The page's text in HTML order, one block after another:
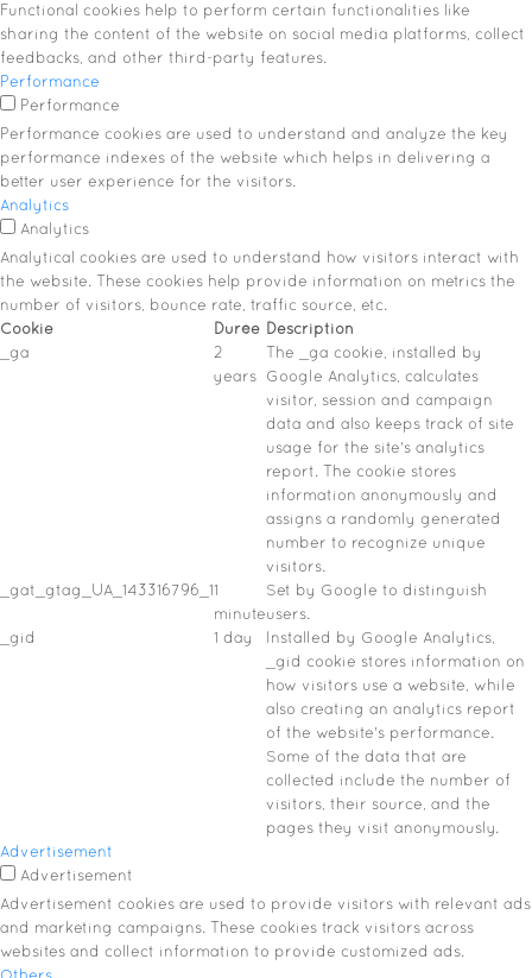
Functional cookies help to perform certain functionalities like
sharing the content of the website on social media platforms, collect
feedbacks, and other third-party features.
Performance
Performance
Performance cookies are used to understand and analyze the key
performance indexes of the website which helps in delivering a
better user experience for the visitors.
Analytics
Analytics
Analytical cookies are used to understand how visitors interact with
the website. These cookies help provide information on metrics the
number of visitors, bounce rate, traffic source, etc.
Cookie
Durée Description
_ga
2
years
The _ga cookie, installed by
Google Analytics, calculates
visitor, session and campaign
data and also keeps track of site
usage for the site's analytics
report. The cookie stores
information anonymously and
assigns a randomly generated
number to recognize unique
visitors.
_gat_gtag_UA_143316796_11
minute
Set by Google to distinguish
users.
_gid
1 day
Installed by Google Analytics,
_gid cookie stores information on
how visitors use a website, while
also creating an analytics report
of the website's performance.
Some of the data that are
collected include the number of
visitors, their source, and the
pages they visit anonymously.
Advertisement
Advertisement
Advertisement cookies are used to provide visitors with relevant ads
and marketing campaigns. These cookies track visitors across
websites and collect information to provide customized ads.